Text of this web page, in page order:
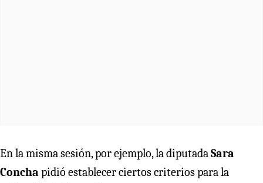
En la misma sesión, por ejemplo, la diputadaSara
Concha pidió establecer ciertos criterios para la